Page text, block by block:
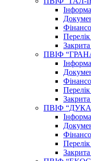
ПВІФ
ПВІФ